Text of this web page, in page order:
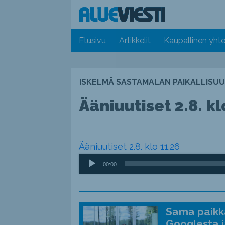
Etusivu Artikkelit Kaupallinen
ISKELMÄ SASTAMALAN
Ääniuutiset 2.8.
Ääniuutiset 2.8. klo 11.26
Äänitoistin
00:00
Sama